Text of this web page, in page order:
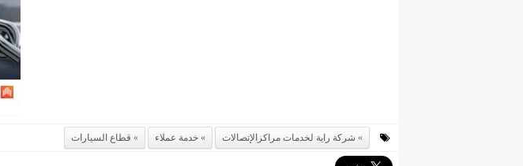
شركة راية لخدمات مراكزالإتصالات خدمة عملاء قطاع السيارات